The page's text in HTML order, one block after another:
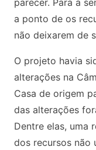
parecer. Para a
a ponto de os
não deixarem de
O projeto havia
alterações na
Casa de origem
das alterações
Dentre elas, uma
dos recursos não